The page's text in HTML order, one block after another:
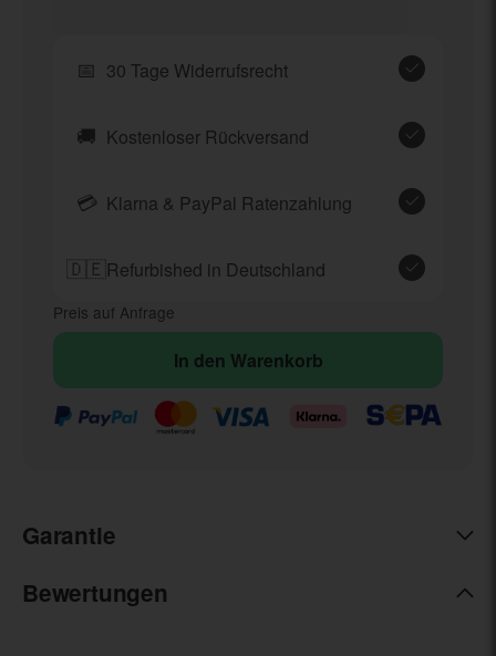
📅 30 Tage Widerrufsrecht
🚚 Kostenloser Rückversand
💳 Klarna & PayPal Ratenzahlung
🇩🇪Refurbished in Deutschland
Preis auf Anfrage
In den Warenkorb
Garantie
Bewertungen